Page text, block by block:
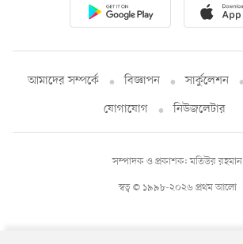
আমাদের সম্পর্কে বিজ্ঞাপন সার্কুলেশন
যোগাযোগ
নিউজলেটার
স্বত্ব © ১৯৯৮-২০২৬ প্রথম আলো
সম্পাদক ও প্রকাশক: মতিউর রহমান